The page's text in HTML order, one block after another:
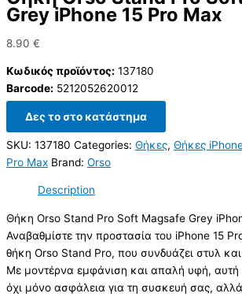
Grey iPhone 15 Pro Max
8.90 €
Κωδικός προϊόντος: 137180
Barcode: 5212052620012
Δες το στο κατάστημα
SKU: 137180 Categories: Θήκες, Θήκες
Pro Max Brand: Orso
Description
Θήκη Orso Stand Pro Soft Magsafe Grey
Αναβαθμίστε την προστασία του iPhone 15
θήκη Orso Stand Pro, που συνδυάζει στυλ και
Με μοντέρνα εμφάνιση και απαλή υφή, αυτή
όχι μόνο ασφάλεια για τη συσκευή σας,